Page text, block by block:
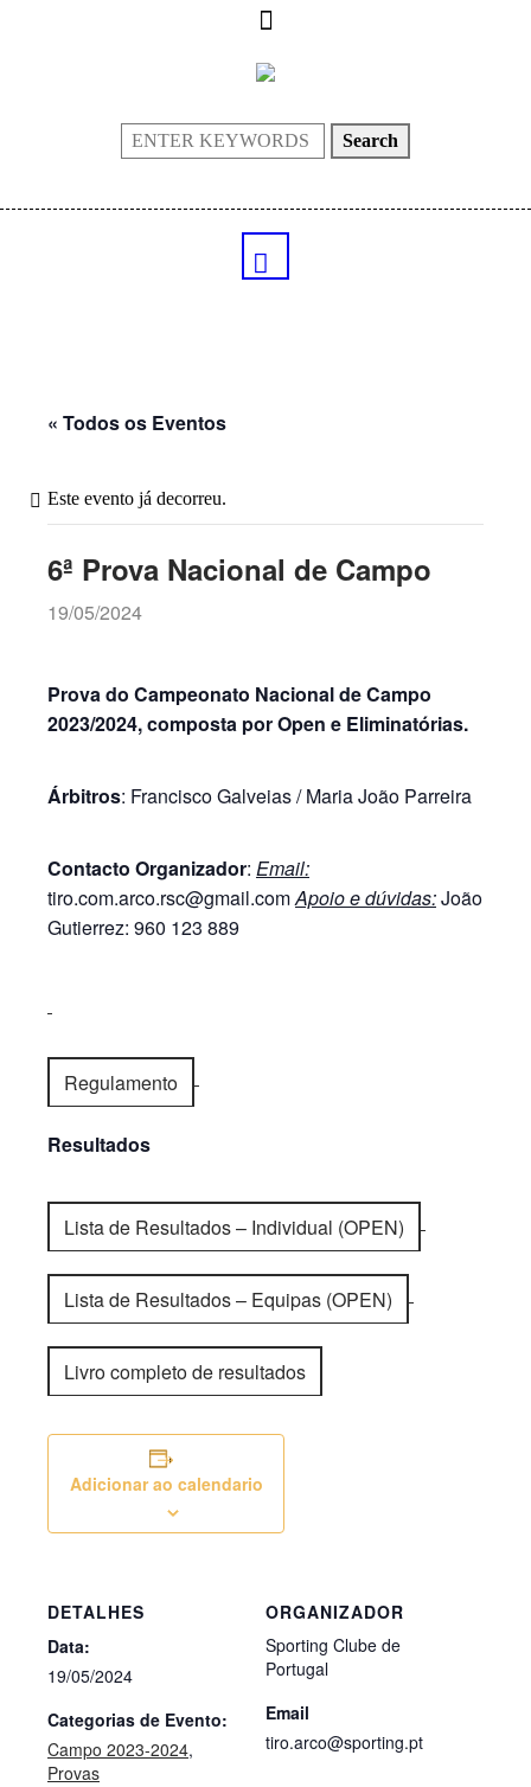
Search
« Todos os Eventos
Este evento já decorreu.
6ª Prova Nacional de Campo
19/05/2024
Prova do Campeonato Nacional de Campo
2023/2024, composta por Open e Eliminatórias.
Árbitros: Francisco Galveias / Maria João Parreira
Contacto Organizador: Email:
tiro.com.arco.rsc@gmail.comApoio e dúvidas:João
Gutierrez: 960 123 889
Regulamento
Resultados
Lista de Resultados – Individual (OPEN)
Lista de Resultados – Equipas (OPEN)
Livro completo de resultados
Adicionar ao calendario
DETALHES
Data:
19/05/2024
Categorias de Evento:
Campo 2023-2024,
Provas
ORGANIZADOR
Sporting Clube de
Portugal
Email
tiro.arco@sporting.pt